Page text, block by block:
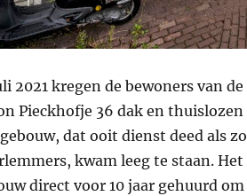
2021 kregen de bewoners van
Pieckhofje 36 dak en
dat ooit dienst deed als
kwam leeg te staan.
direct voor 10 jaar gehuurd